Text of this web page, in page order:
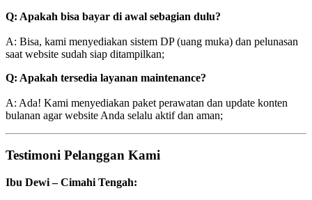
Q: Apakah bisa bayar di awal sebagian dulu?
A: Bisa, kami menyediakan sistem DP (uang muka) dan pelunasan
saat website sudah siap ditampilkan;
Q: Apakah tersedia layanan maintenance?
A: Ada! Kami menyediakan paket perawatan dan update konten
bulanan agar website Anda selalu aktif dan aman;
Testimoni Pelanggan Kami
Ibu Dewi – Cimahi Tengah: